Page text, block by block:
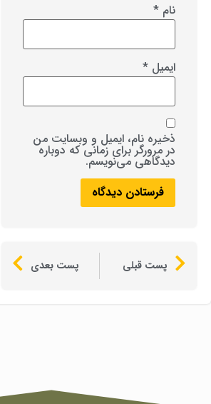
نام *
ایمیل *
ذخیره نام، ایمیل و وبسایت من
در مرورگر برای زمانی که دوباره
دیدگاهی می‌نویسم.
پست قبلی پست بعدی